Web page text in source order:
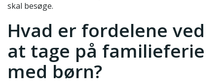
skal besøge.
Hvad er fordelene ved
at tage på familieferie
med børn?